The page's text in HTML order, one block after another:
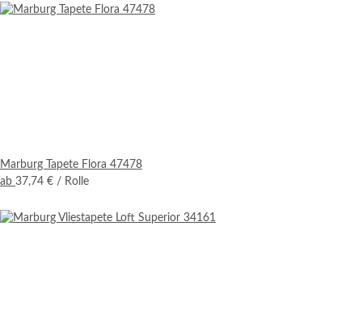
Marburg Tapete Flora 47478
ab 37,74 € / Rolle